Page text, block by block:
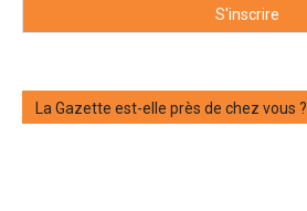
La Gazette est-elle près de chez vous ?